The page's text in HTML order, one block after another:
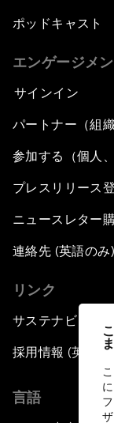
ポッドキャスト
エンゲージメ
サインイン
パートナー（組
参加する（個人、
プレスリリース
ニュースレター
連絡先 (英語のみ)
リンク
サステナビリテ
採用情報 (英語の
言語